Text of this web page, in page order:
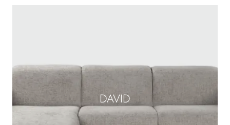
DAVID